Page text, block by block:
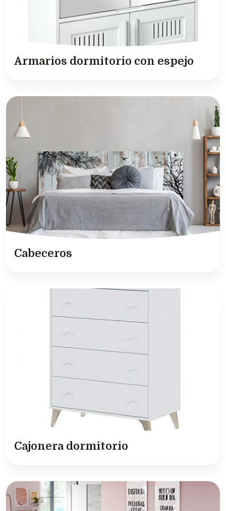
Armarios dormitorio con espejo
Cabeceros
Cajonera dormitorio